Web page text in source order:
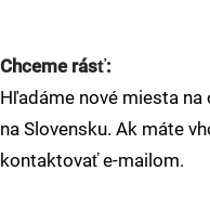
Chceme rásť:
Hľadáme nové miesta
na Slovensku. Ak máte
kontaktovať e-mailom.